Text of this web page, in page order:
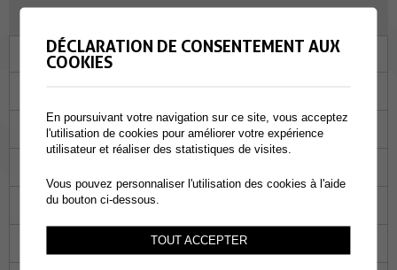
Ma Me Je Ve Sa
03 04 05 06 07
17 18
26 27
DÉCLARATION DE CONSENTEMENT AUX
COOKIES
En poursuivant votre navigation sur ce site, vous acceptez
l'utilisation de cookies pour améliorer votre expérience
utilisateur et réaliser des statistiques de visites.
Vous pouvez personnaliser l'utilisation des cookies à l'aide
du bouton ci-dessous.
TOUT ACCEPTER